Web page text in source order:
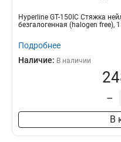
Hyperline GT-150IC Стяжка
безгалогенная (halogen free),
Подробнее
Наличие: В наличии
–
В